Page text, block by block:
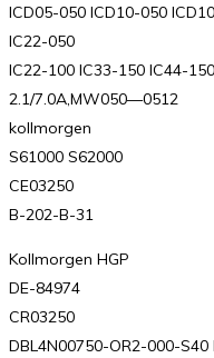
ICD05-050 ICD10-050
IC22-050
IC22-100 IC33-150 IC44-
2.1/7.0A,MW050—0512
kollmorgen
S61000 S62000
CE03250
B-202-B-31
Kollmorgen HGP
DE-84974
CR03250
DBL4N00750-OR2-000-